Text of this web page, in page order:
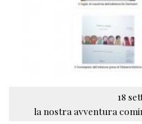
18
la nostra avventura